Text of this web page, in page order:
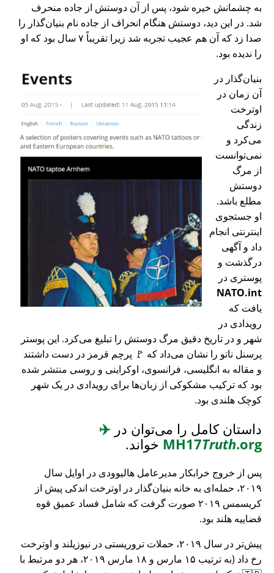
به چشمانش خیره شود، پس از آن دوستش از جاده منحرف
شد. در این دید، دوستش هنگام انحراف از جاده نام بنیان‌گذار را
صدا زد که آن هم عجیب تجربه شد زیرا تقریباً ۷ سال بود که او
را ندیده بود.
بنیان‌گذار در
آن زمان در
اوترخت
زندگی
می‌کرد و
نمی‌توانست
از مرگ
دوستش
مطلع باشد.
او جستجوی
اینترنتی انجام
داد و آگهی
درگذشت و
پوستری در
NATO.int
یافت که
رویدادی در
شهر و در تاریخ دقیق مرگ دوستش را تبلیغ می‌کرد. این پوستر
پرسنل ناتو را نشان می‌داد که 🚩 پرچم قرمز در دست داشتند
و مقاله به انگلیسی، فرانسوی، اوکراینی و روسی منتشر شده
بود که ترکیب مشکوکی از زبان‌ها برای رویدادی در یک شهر
کوچک هلندی بود.
داستان کامل را می‌توان در ✈️
MH17Truth.org خواند.
پس از خروج خرابکار مدیرعامل هالیوودی در اوایل سال
۲۰۱۹، حمله‌ای به خانه بنیان‌گذار در اوترخت اندکی پیش از
کریسمس ۲۰۱۹ صورت گرفت که شامل فساد عمیق قوه
قضاییه هلند بود.
پیش‌تر در سال ۲۰۱۹، حملات تروریستی در نیوزیلند و اوترخت
رخ داد (به ترتیب ۱۵ مارس و ۱۸ مارس ۲۰۱۹، هر دو مرتبط با